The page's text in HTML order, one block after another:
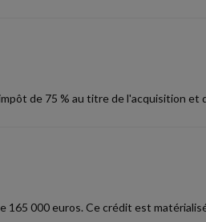
de 75 % au titre de l'acquisition et
000 euros. Ce crédit est